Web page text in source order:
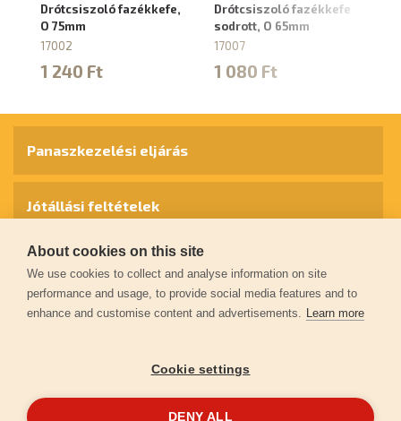
Drótcsiszoló fazékkefe,
O 75mm
17002
1 240 Ft
Drótcsiszoló fazékkefe
sodrott, O 65mm
17007
1 080 Ft
Panaszkezelési eljárás
Jótállási feltételek
Személyes adatok védelme
Kapcsolat
Garancia regisztráció
About cookies on this site
We use cookies to collect and analyse information on site
performance and usage, to provide social media features and to
enhance and customise content and advertisements. Learn more
Cookie settings
DENY ALL